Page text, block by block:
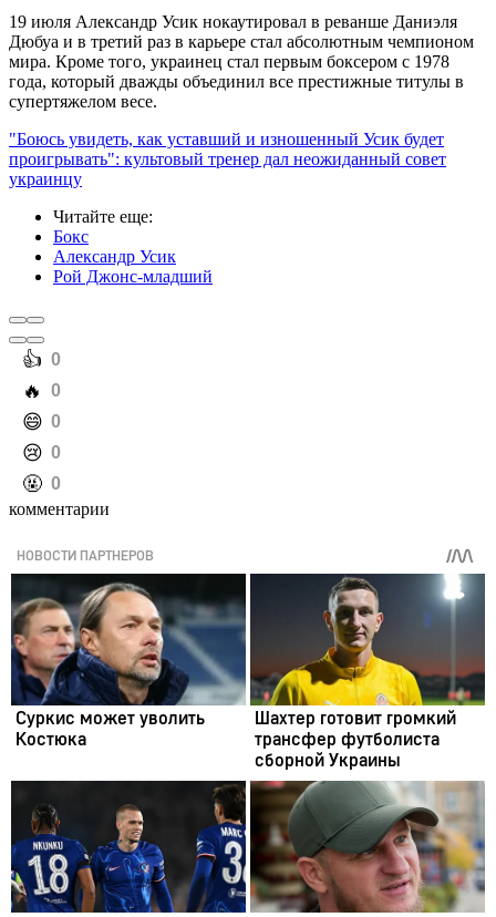
19 июля Александр Усик нокаутировал в реванше Даниэля
Дюбуа и в третий раз в карьере стал абсолютным чемпионом
мира. Кроме того, украинец стал первым боксером с 1978
года, который дважды объединил все престижные титулы в
супертяжелом весе.
"Боюсь увидеть, как уставший и изношенный Усик будет
проигрывать": культовый тренер дал неожиданный совет
украинцу
Читайте еще:
Бокс
Александр Усик
Рой Джонс-младший
️👍 0
️🔥 0
️😄 0
️😢 0
️🤬 0
комментарии